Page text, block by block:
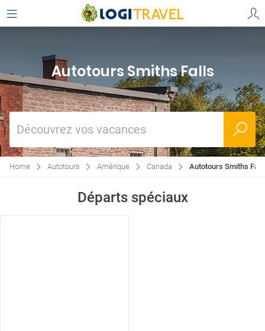
Autotours Smiths Falls
Découvrez vos vacances
Home Autotours Amérique Canada Autotours Smiths
Départs spéciaux